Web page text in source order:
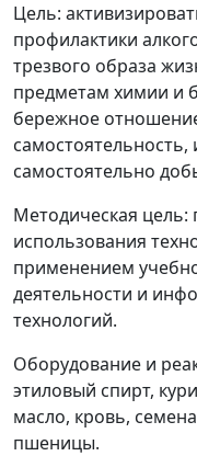
Цель:
профилактики
трезвого образа
предметам химии и
бережное
самостоятельно
Методическая цель:
использования
применением
деятельности и
технологий.
Оборудование и
этиловый спирт,
масло, кровь,
пшеницы.